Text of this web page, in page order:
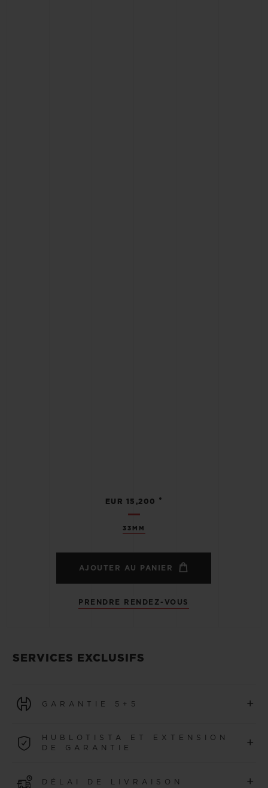
33MM
EUR 15,200 •
AJOUTER AU PANIER
PRENDRE RENDEZ-VOUS
SERVICES EXCLUSIFS
GARANTIE 5+5 +
bénéficient d’une garantie internationale de 5 ans.
HUBLOTISTA ET EXTENSION
DE GARANTIE
+
de votre montre avec 5 ans supplémentaires (voir
DÉLAI DE LIVRAISON +